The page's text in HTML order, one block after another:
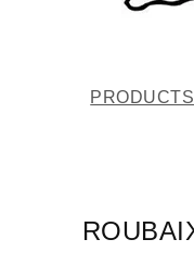
PRODUCTS